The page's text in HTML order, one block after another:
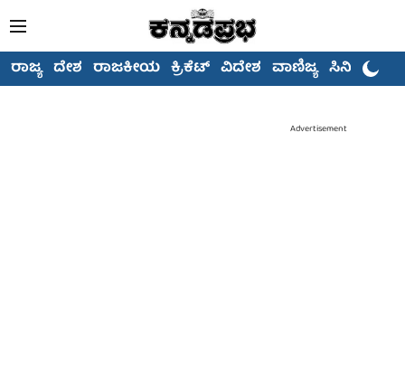
ರಾಜ್ಯ ದೇಶ ರಾಜಕೀಯ ಕ್ರಿಕೆಟ್ ವಿದೇಶ ವಾಣಿಜ್ಯ ಸಿನಿಮಾ
Advertisement